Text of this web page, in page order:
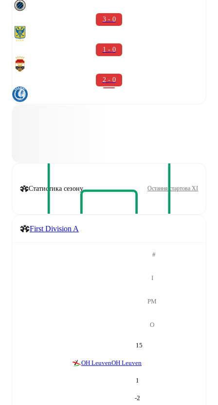
3 - 0
1 - 0
2 - 0
Статистика сезону Остання стартова XI
First Division A
#
І
РМ
О
15
OH LeuvenOH Leuven
1
-2